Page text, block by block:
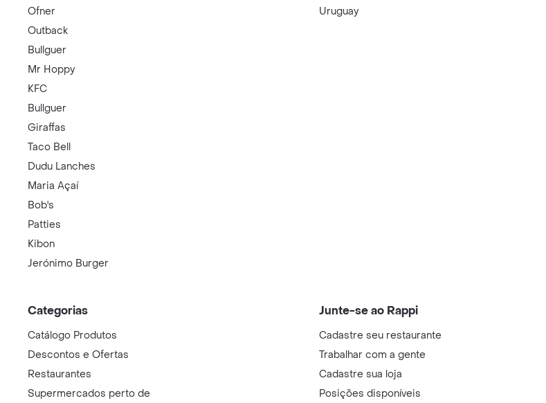
Ofner
Outback
Bullguer
Mr Hoppy
KFC
Bullguer
Giraffas
Taco Bell
Dudu Lanches
Maria Açaí
Bob's
Patties
Kibon
Jerónimo Burger
Uruguay
Categorias
Catálogo Produtos
Descontos e Ofertas
Restaurantes
Supermercados perto de
Junte-se ao Rappi
Cadastre seu restaurante
Trabalhar com a gente
Cadastre sua loja
Posições disponíveis